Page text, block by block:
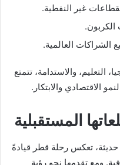
غير النفطية.
الشراكات العالمية.
التعليم، والاستدامة، تتمتع
الاقتصادي والابتكار.
المستقبلية
تعكس رحلة قطر قيادةً
ومع تقدمها نحو رؤية